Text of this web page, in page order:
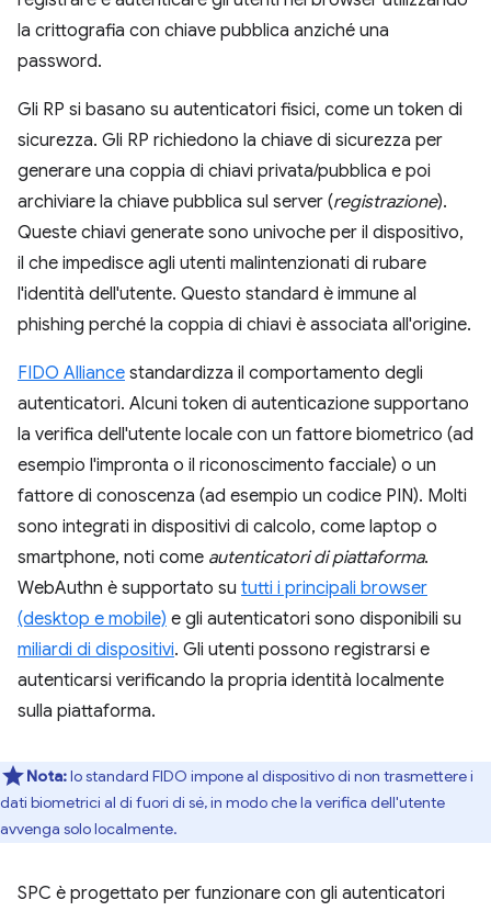
la crittografia con chiave pubblica anziché una
password.
Gli RP si basano su autenticatori fisici, come un token di
sicurezza. Gli RP richiedono la chiave di sicurezza per
generare una coppia di chiavi privata/pubblica e poi
archiviare la chiave pubblica sul server (registrazione).
Queste chiavi generate sono univoche per il dispositivo,
il che impedisce agli utenti malintenzionati di rubare
l'identità dell'utente. Questo standard è immune al
phishing perché la coppia di chiavi è associata all'origine.
FIDO Alliance standardizza il comportamento degli
autenticatori. Alcuni token di autenticazione supportano
la verifica dell'utente locale con un fattore biometrico (ad
esempio l'impronta o il riconoscimento facciale) o un
fattore di conoscenza (ad esempio un codice PIN). Molti
sono integrati in dispositivi di calcolo, come laptop o
smartphone, noti come autenticatori di piattaforma.
WebAuthn è supportato su tutti i principali browser
(desktop e mobile) e gli autenticatori sono disponibili su
miliardi di dispositivi. Gli utenti possono registrarsi e
autenticarsi verificando la propria identità localmente
sulla piattaforma.
Nota:lo standard FIDO impone al dispositivo di non trasmettere i
dati biometrici al di fuori di sé, in modo che la verifica dell'utente
avvenga solo localmente.
SPC è progettato per funzionare con gli autenticatori